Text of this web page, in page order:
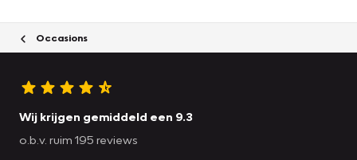
Occasions
Wij krijgen gemiddeld een 9.3
o.b.v. ruim 195 reviews